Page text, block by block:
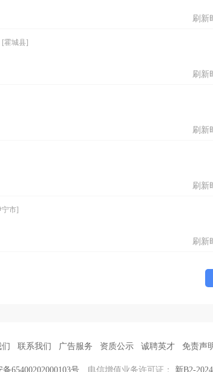
刷新
[霍城县]
刷新
刷新
刷新
宁市]
刷新
联系我们 广告服务 资质公示 诚聘英才 免责声
65400202000103号 电信增值业务许可证： 新B2-